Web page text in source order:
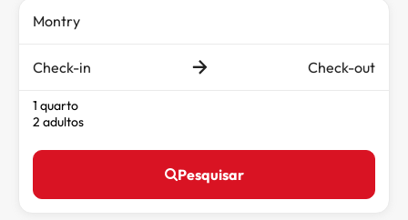
Check-in Check-out
1 quarto
2 adultos
Pesquisar